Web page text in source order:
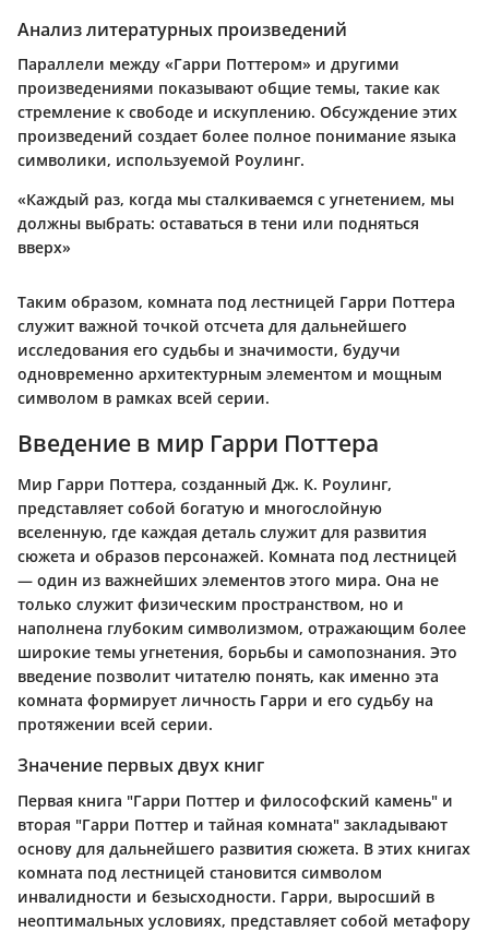
Анализ литературных произведений
Параллели между «Гарри Поттером» и другими
произведениями показывают общие темы, такие как
стремление к свободе и искуплению. Обсуждение этих
произведений создает более полное понимание языка
символики, используемой Роулинг.
«Каждый раз, когда мы сталкиваемся с угнетением, мы
должны выбрать: оставаться в тени или подняться
вверх»
Таким образом, комната под лестницей Гарри Поттера
служит важной точкой отсчета для дальнейшего
исследования его судьбы и значимости, будучи
одновременно архитектурным элементом и мощным
символом в рамках всей серии.
Введение в мир Гарри Поттера
Мир Гарри Поттера, созданный Дж. К. Роулинг,
представляет собой богатую и многослойную
вселенную, где каждая деталь служит для развития
сюжета и образов персонажей. Комната под лестницей
— один из важнейших элементов этого мира. Она не
только служит физическим пространством, но и
наполнена глубоким символизмом, отражающим более
широкие темы угнетения, борьбы и самопознания. Это
введение позволит читателю понять, как именно эта
комната формирует личность Гарри и его судьбу на
протяжении всей серии.
Значение первых двух книг
Первая книга "Гарри Поттер и философский камень" и
вторая "Гарри Поттер и тайная комната" закладывают
основу для дальнейшего развития сюжета. В этих книгах
комната под лестницей становится символом
инвалидности и безысходности. Гарри, выросший в
неоптимальных условиях, представляет собой метафору